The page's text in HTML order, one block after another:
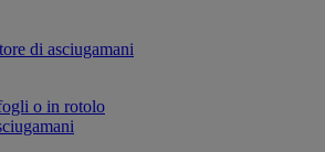
di asciugamani
o in rotolo